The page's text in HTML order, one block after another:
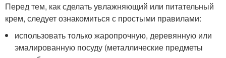
Перед тем, как сделать увлажняющий или питательный
крем, следует ознакомиться с простыми правилами:
использовать только жаропрочную, деревянную или
эмалированную посуду (металлические предметы